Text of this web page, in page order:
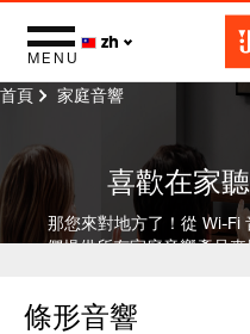
MENU
zh
喜歡在家
那您來對地方了！從 Wi-Fi
們提供所有家庭音響產品
首頁 家庭音響
條形音響